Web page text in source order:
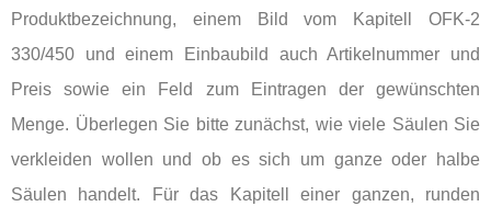
Produktbezeichnung, einem Bild vom Kapitell OFK-2
330/450 und einem Einbaubild auch Artikelnummer und
Preis sowie ein Feld zum Eintragen der gewünschten
Menge. Überlegen Sie bitte zunächst, wie viele Säulen Sie
verkleiden wollen und ob es sich um ganze oder halbe
Säulen handelt. Für das Kapitell einer ganzen, runden